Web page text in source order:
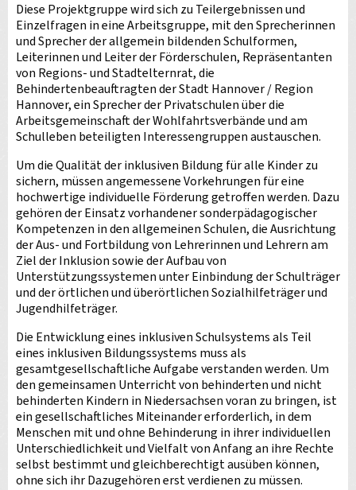
Diese Projektgruppe wird sich zu Teilergebnissen und
Einzelfragen in eine Arbeitsgruppe, mit den Sprecherinnen
und Sprecher der allgemein bildenden Schulformen,
Leiterinnen und Leiter der Förderschulen, Repräsentanten
von Regions- und Stadtelternrat, die
Behindertenbeauftragten der Stadt Hannover / Region
Hannover, ein Sprecher der Privatschulen über die
Arbeitsgemeinschaft der Wohlfahrtsverbände und am
Schulleben beteiligten Interessengruppen austauschen.
Um die Qualität der inklusiven Bildung für alle Kinder zu
sichern, müssen angemessene Vorkehrungen für eine
hochwertige individuelle Förderung getroffen werden. Dazu
gehören der Einsatz vorhandener sonderpädagogischer
Kompetenzen in den allgemeinen Schulen, die Ausrichtung
der Aus- und Fortbildung von Lehrerinnen und Lehrern am
Ziel der Inklusion sowie der Aufbau von
Unterstützungssystemen unter Einbindung der Schulträger
und der örtlichen und überörtlichen Sozialhilfeträger und
Jugendhilfeträger.
Die Entwicklung eines inklusiven Schulsystems als Teil
eines inklusiven Bildungssystems muss als
gesamtgesellschaftliche Aufgabe verstanden werden. Um
den gemeinsamen Unterricht von behinderten und nicht
behinderten Kindern in Niedersachsen voran zu bringen, ist
ein gesellschaftliches Miteinander erforderlich, in dem
Menschen mit und ohne Behinderung in ihrer individuellen
Unterschiedlichkeit und Vielfalt von Anfang an ihre Rechte
selbst bestimmt und gleichberechtigt ausüben können,
ohne sich ihr Dazugehören erst verdienen zu müssen.